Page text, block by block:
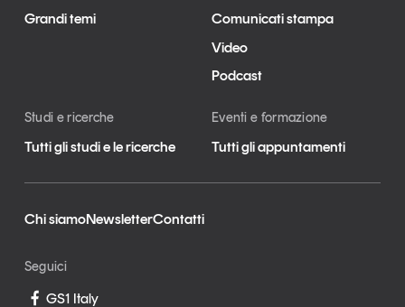
Grandi temi
Comunicati stampa
Video
Podcast
Studi e ricerche
Tutti gli studi e le ricerche
Eventi e formazione
Tutti gli appuntamenti
Chi siamoNewsletterContatti
Seguici
GS1 Italy